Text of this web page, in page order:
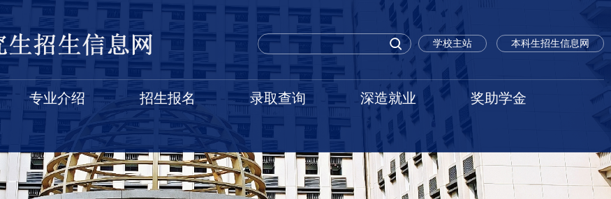
学校主站 本科生招生信息网
专业介绍 招生报名 录取查询 深造就业 奖助学金